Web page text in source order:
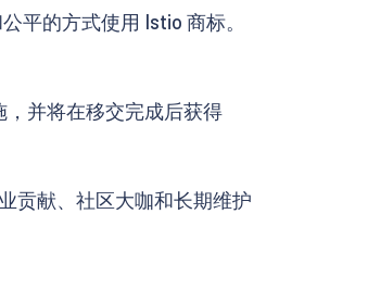
平的方式使用 Istio 商标。
，并将在移交完成后获得
贡献、社区大咖和长期维护